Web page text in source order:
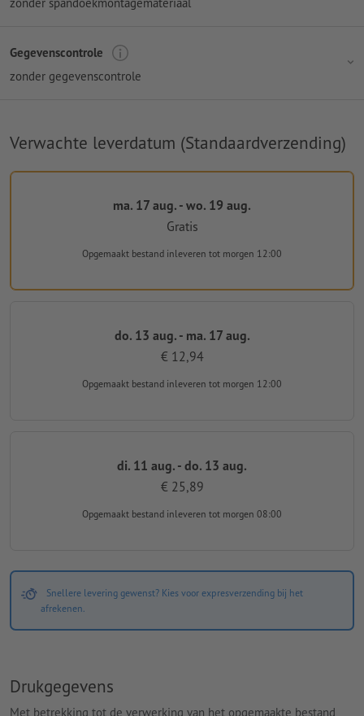
Gegevenscontrole
zonder gegevenscontrole
Verwachte leverdatum (Standaardverzending)
ma. 17 aug. - wo. 19 aug.
Gratis
Opgemaakt bestand inleveren tot morgen 12:00
do. 13 aug. - ma. 17 aug.
€ 12,94
Opgemaakt bestand inleveren tot morgen 12:00
di. 11 aug. - do. 13 aug.
€ 25,89
Opgemaakt bestand inleveren tot morgen 08:00
Snellere levering gewenst? Kies voor expresverzending bij het
afrekenen.
Drukgegevens
Met betrekking tot de verwerking van het opgemaakte bestand